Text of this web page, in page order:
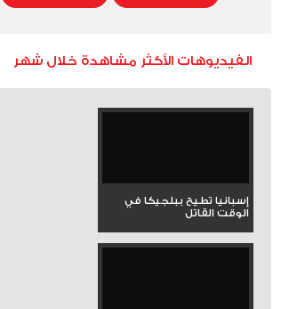
الفيديوهات الأكثر مشاهدة خلال شهر
إسبانيا تطيح ببلجيكا في
الوقت القاتل